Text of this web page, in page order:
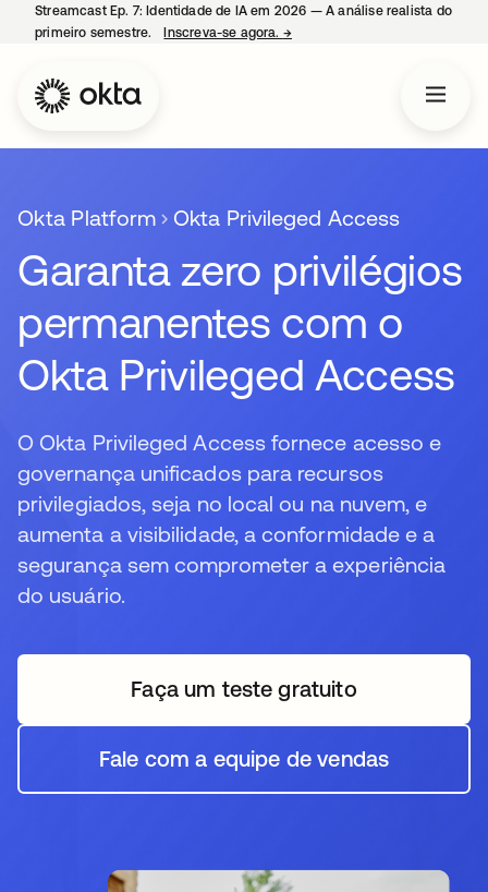
Streamcast Ep. 7: Identidade de IA em 2026 — A análise realista do
primeiro semestre.
Inscreva-se agora. →
Okta Platform Okta Privileged Access
Garanta zero privilégios
permanentes com o
Okta Privileged Access
O Okta Privileged Access fornece acesso e
governança unificados para recursos
privilegiados, seja no local ou na nuvem, e
aumenta a visibilidade, a conformidade e a
segurança sem comprometer a experiência
do usuário.
Faça um teste gratuito
Fale com a equipe de vendas